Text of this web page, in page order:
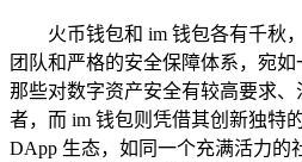
火币钱包和 im 钱包各有千秋
团队和严格的安全保障体系，宛
那些对数字资产安全有较高要求
者，而 im 钱包则凭借其创新独特
DApp 生态，如同一个充满活力的